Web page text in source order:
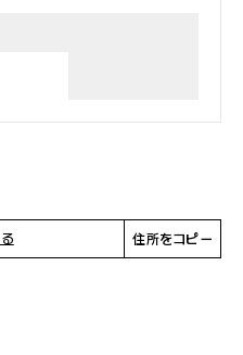
住所をコピー